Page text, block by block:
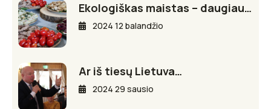
Ekologiškas maistas – daugiau…
2024 12 balandžio
Ar iš tiesų Lietuva…
2024 29 sausio